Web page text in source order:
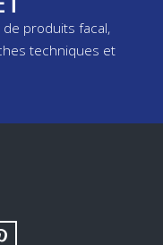
produits facal,
techniques et